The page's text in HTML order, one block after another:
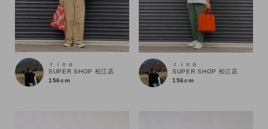
サイズ
ブランド
ｒｉｎｏ
SUPER SHOP 松江店
156cm
ｒｉｎｏ
SUPER SHOP 松江店
156cm